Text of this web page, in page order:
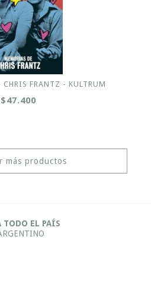
FRANTZ - KULTRUM
$47.400
más productos
TODO EL PAÍS